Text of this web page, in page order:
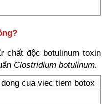
chất độc botulinum toxin
Clostridium botulinum.